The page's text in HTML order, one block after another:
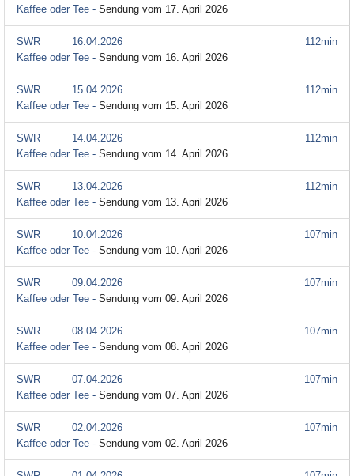
Kaffee oder Tee - Sendung vom 17. April 2026
112min
SWR
16.04.2026
Kaffee oder Tee - Sendung vom 16. April 2026
112min
SWR
15.04.2026
Kaffee oder Tee - Sendung vom 15. April 2026
112min
SWR
14.04.2026
Kaffee oder Tee - Sendung vom 14. April 2026
112min
SWR
13.04.2026
Kaffee oder Tee - Sendung vom 13. April 2026
107min
SWR
10.04.2026
Kaffee oder Tee - Sendung vom 10. April 2026
107min
SWR
09.04.2026
Kaffee oder Tee - Sendung vom 09. April 2026
107min
SWR
08.04.2026
Kaffee oder Tee - Sendung vom 08. April 2026
107min
SWR
07.04.2026
Kaffee oder Tee - Sendung vom 07. April 2026
107min
SWR
02.04.2026
Kaffee oder Tee - Sendung vom 02. April 2026